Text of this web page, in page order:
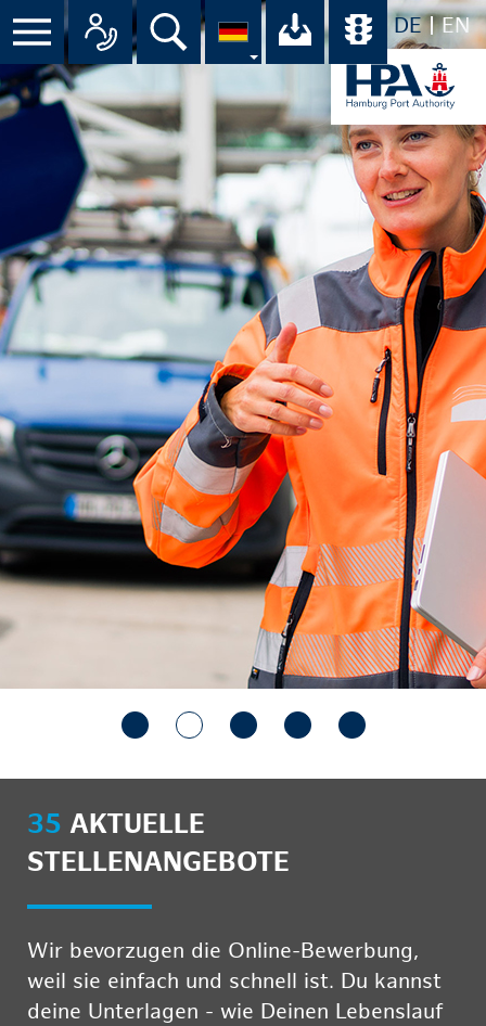
DE EN
Suche Ihr Download-
35 AKTUELLE
STELLENANGEBOTE
Wir bevorzugen die Online-Bewerbung,
weil sie einfach und schnell ist. Du kannst
deine Unterlagen - wie Deinen Lebenslauf